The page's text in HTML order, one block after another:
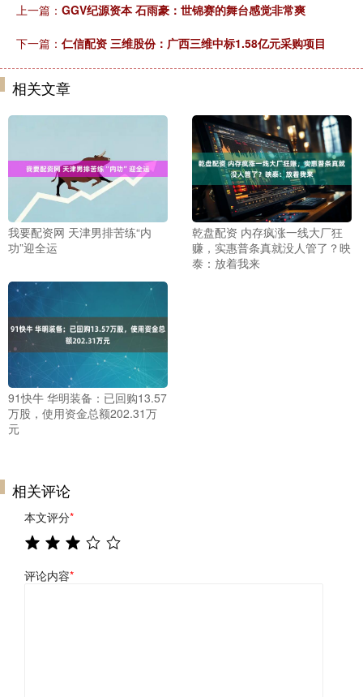
上一篇： GGV纪源资本 石雨豪：世锦赛的舞台感觉非常爽
下一篇： 仁信配资 三维股份：广西三维中标1.58亿元采购项目
相关文章
我要配资网 天津男排苦练“内
功”迎全运
乾盘配资 内存疯涨一线大厂狂
赚，实惠普条真就没人管了？映
泰：放着我来
91快牛 华明装备：已回购13.57
万股，使用资金总额202.31万
元
相关评论
本文评分*
评论内容*